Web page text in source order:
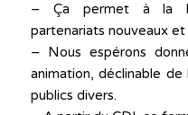
– Ça permet à la
partenariats nouveaux
– Nous espérons
animation, déclinable
publics divers.